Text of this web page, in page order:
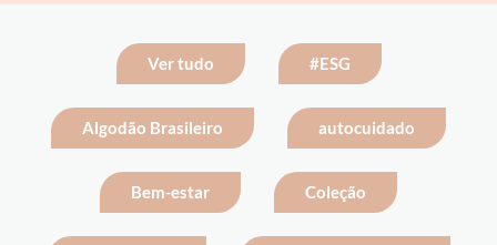
Ver tudo #ESG
Algodão Brasileiro autocuidado
Bem-estar Coleção